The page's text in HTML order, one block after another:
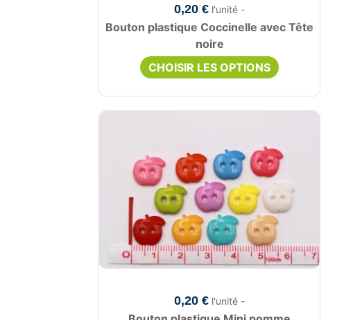
0,20 € l'unité -
Bouton plastique Coccinelle avec Tête
noire
CHOISIR LES OPTIONS
0,20 € l'unité -